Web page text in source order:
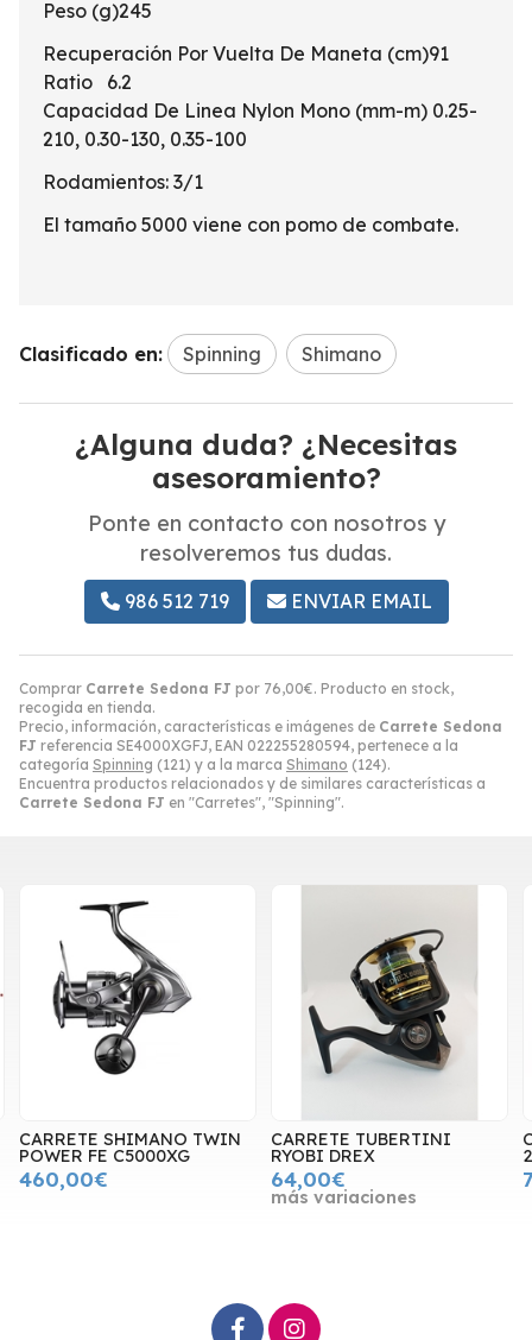
Comprar Carrete Sedona FJ por 76,00€. Producto en stock,
recogida en tienda.
Precio, información, características e imágenes de Carrete Sedona
FJ referencia SE4000XGFJ, EAN 022255280594, pertenece a la
categoría Spinning (121) y a la marca Shimano (124).
Encuentra productos relacionados y de similares características a
Carrete Sedona FJ en "Carretes", "Spinning".
Peso (g)245
Recuperación Por Vuelta De Maneta (cm)91
Ratio 6.2
Capacidad De Linea Nylon Mono (mm-m) 0.25-
210, 0.30-130, 0.35-100
Rodamientos: 3/1
El tamaño 5000 viene con pomo de combate.
Clasificado en: Spinning Shimano
¿Alguna duda? ¿Necesitas
asesoramiento?
Ponte en contacto con nosotros y
resolveremos tus dudas.
986 512 719 ENVIAR EMAIL
CARRETE SHIMANO TWIN
POWER FE C5000XG
460,00€
CARRETE TUBERTINI
RYOBI DREX
64,00€
más variaciones